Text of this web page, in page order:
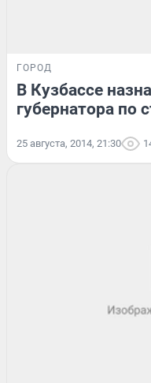
ГОРОД
В Кузбассе
губернатора по
25 августа, 2014, 21:30